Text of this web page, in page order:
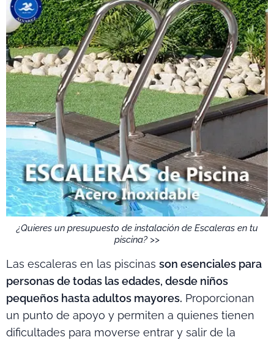
¿Quieres un presupuesto de instalación de Escaleras en tu
piscina? >>
Las escaleras en las piscinas son esenciales para
personas de todas las edades, desde niños
pequeños hasta adultos mayores. Proporcionan
un punto de apoyo y permiten a quienes tienen
dificultades para moverse entrar y salir de la